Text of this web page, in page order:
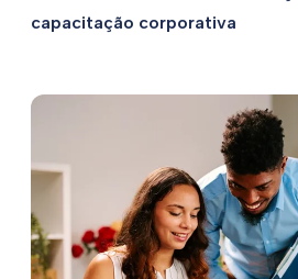
capacitação corporativa